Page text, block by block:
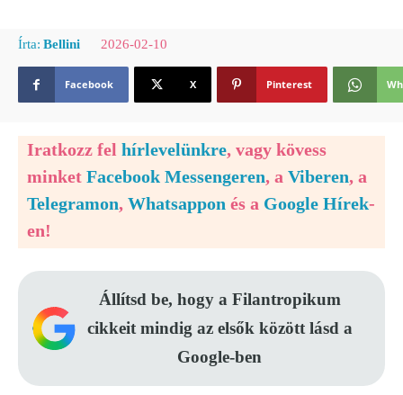
Írta: Bellini 2026-02-10
Facebook X Pinterest
Iratkozz fel hírlevelünkre, vagy kövess
minket Facebook Messengeren, a Viberen, a
Telegramon, Whatsappon és a Google Hírek-
en!
Állítsd be, hogy a Filantropikum
cikkeit mindig az elsők között lásd a
Google-ben